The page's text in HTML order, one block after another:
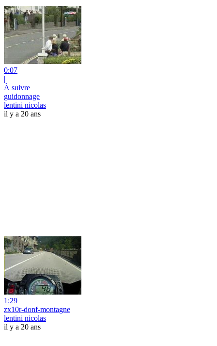
0:07
|
À suivre
guidonnage
lentini nicolas
il y a 20 ans
1:29
zx10r-donf-montagne
lentini nicolas
il y a 20 ans